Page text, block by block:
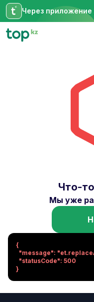
Через приложение
Что-
Мы уже
{
}